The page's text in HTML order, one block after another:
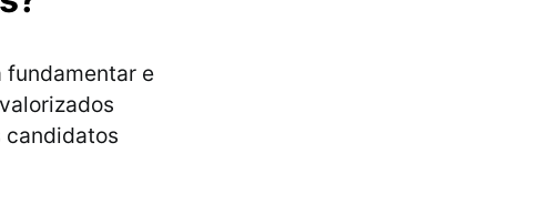
fundamentar e
candidatos